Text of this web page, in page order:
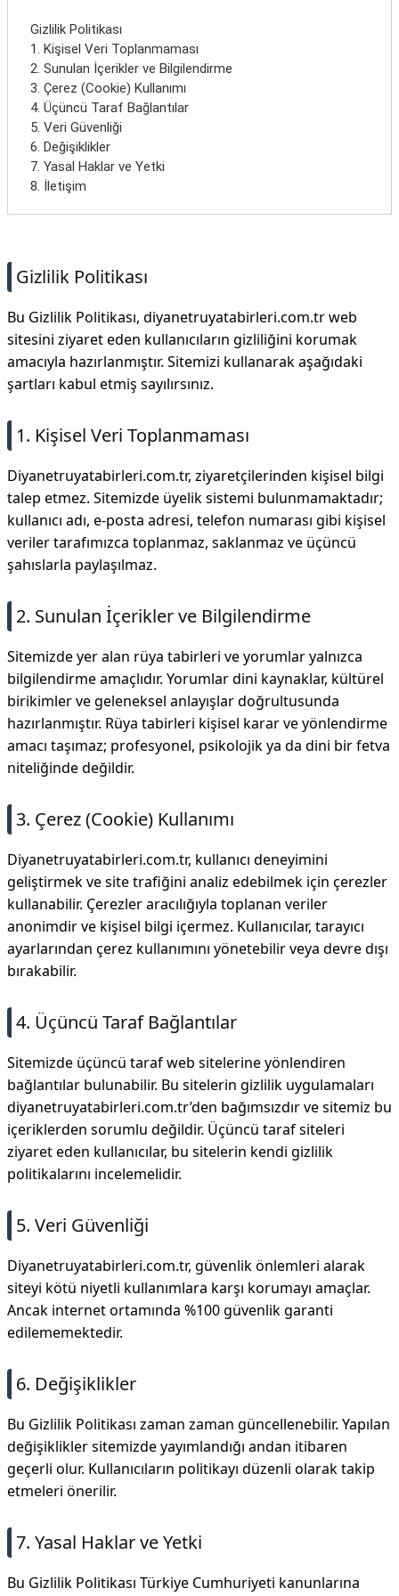
Gizlilik Politikası
1. Kişisel Veri Toplanmaması
2. Sunulan İçerikler ve Bilgilendirme
3. Çerez (Cookie) Kullanımı
4. Üçüncü Taraf Bağlantılar
5. Veri Güvenliği
6. Değişiklikler
7. Yasal Haklar ve Yetki
8. İletişim
Gizlilik Politikası
Bu Gizlilik Politikası, diyanetruyatabirleri.com.tr web
sitesini ziyaret eden kullanıcıların gizliliğini korumak
amacıyla hazırlanmıştır. Sitemizi kullanarak aşağıdaki
şartları kabul etmiş sayılırsınız.
1. Kişisel Veri Toplanmaması
Diyanetruyatabirleri.com.tr, ziyaretçilerinden kişisel bilgi
talep etmez. Sitemizde üyelik sistemi bulunmamaktadır;
kullanıcı adı, e-posta adresi, telefon numarası gibi kişisel
veriler tarafımızca toplanmaz, saklanmaz ve üçüncü
şahıslarla paylaşılmaz.
2. Sunulan İçerikler ve Bilgilendirme
Sitemizde yer alan rüya tabirleri ve yorumlar yalnızca
bilgilendirme amaçlıdır. Yorumlar dini kaynaklar, kültürel
birikimler ve geleneksel anlayışlar doğrultusunda
hazırlanmıştır. Rüya tabirleri kişisel karar ve yönlendirme
amacı taşımaz; profesyonel, psikolojik ya da dini bir fetva
niteliğinde değildir.
3. Çerez (Cookie) Kullanımı
Diyanetruyatabirleri.com.tr, kullanıcı deneyimini
geliştirmek ve site trafiğini analiz edebilmek için çerezler
kullanabilir. Çerezler aracılığıyla toplanan veriler
anonimdir ve kişisel bilgi içermez. Kullanıcılar, tarayıcı
ayarlarından çerez kullanımını yönetebilir veya devre dışı
bırakabilir.
4. Üçüncü Taraf Bağlantılar
Sitemizde üçüncü taraf web sitelerine yönlendiren
bağlantılar bulunabilir. Bu sitelerin gizlilik uygulamaları
diyanetruyatabirleri.com.tr’den bağımsızdır ve sitemiz bu
içeriklerden sorumlu değildir. Üçüncü taraf siteleri
ziyaret eden kullanıcılar, bu sitelerin kendi gizlilik
politikalarını incelemelidir.
5. Veri Güvenliği
Diyanetruyatabirleri.com.tr, güvenlik önlemleri alarak
siteyi kötü niyetli kullanımlara karşı korumayı amaçlar.
Ancak internet ortamında %100 güvenlik garanti
edilememektedir.
6. Değişiklikler
Bu Gizlilik Politikası zaman zaman güncellenebilir. Yapılan
değişiklikler sitemizde yayımlandığı andan itibaren
geçerli olur. Kullanıcıların politikayı düzenli olarak takip
etmeleri önerilir.
7. Yasal Haklar ve Yetki
Bu Gizlilik Politikası Türkiye Cumhuriyeti kanunlarına